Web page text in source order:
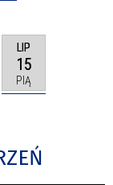
LIP
15
PIĄ